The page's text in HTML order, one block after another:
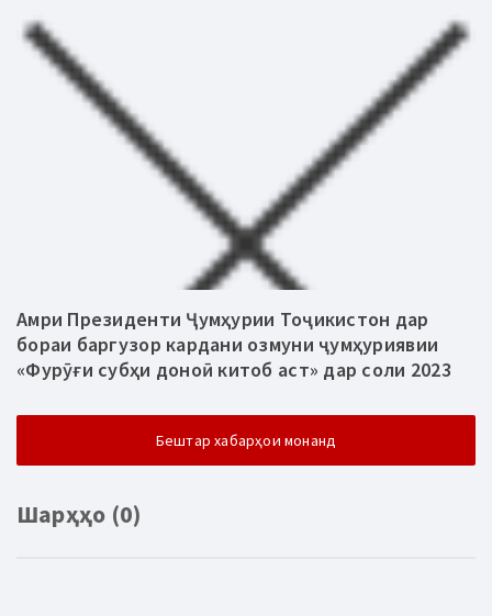
Амри Президенти Ҷумҳурии Тоҷикистон дар
бораи баргузор кардани озмуни ҷумҳуриявии
«Фурӯғи субҳи доноӣ китоб аст» дар соли 2023
Бештар хабарҳои монанд
Шарҳҳо (0)